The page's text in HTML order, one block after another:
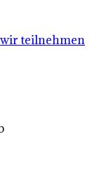
teilnehmen